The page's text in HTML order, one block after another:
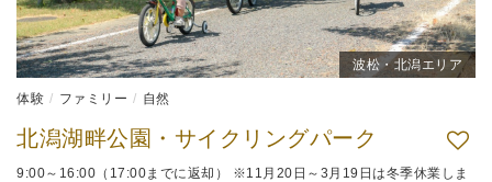
波松・北潟エリア
体験 ファミリー 自然
北潟湖畔公園・サイクリングパーク
9:00～16:00（17:00までに返却） ※11月20日～3月19日は冬季休業しま